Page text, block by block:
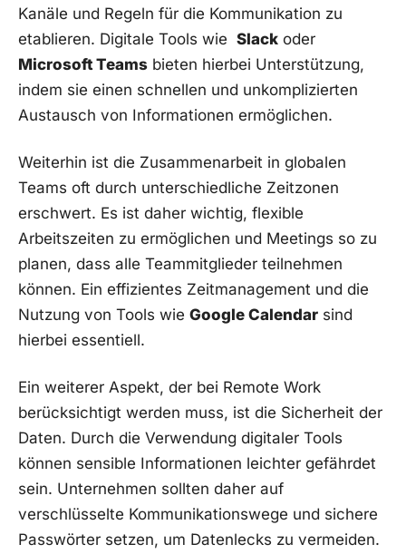
Kanäle und Regeln für ‌die Kommunikation zu
⁤etablieren. Digitale Tools‌ wie ​ Slack oder
Microsoft Teams bieten⁢ hierbei Unterstützung,
indem sie einen schnellen und unkomplizierten
Austausch von ⁤Informationen ⁢ermöglichen.
Weiterhin ⁣ist⁢ die Zusammenarbeit in ‍globalen​
Teams oft durch⁤ unterschiedliche‍ Zeitzonen
erschwert. Es ist daher wichtig, ⁤flexible⁤
Arbeitszeiten zu ⁣ermöglichen ‌und⁢ Meetings so zu
⁢planen, dass alle ⁢Teammitglieder teilnehmen
‍können. Ein effizientes Zeitmanagement und‌ die
Nutzung von Tools wie Google Calendar sind ​
hierbei essentiell.
Ein weiterer Aspekt, der ‌bei Remote ⁢Work‍
berücksichtigt werden ⁤muss,‍ ist die Sicherheit der
Daten. ‌Durch die Verwendung digitaler Tools
können sensible ​Informationen leichter ⁢gefährdet
sein. Unternehmen⁢ sollten ​daher auf
verschlüsselte Kommunikationswege und sichere
Passwörter setzen, ​um Datenlecks ⁣zu vermeiden.